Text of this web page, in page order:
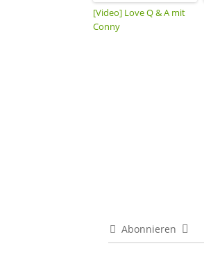
[Video] Love Q & A mit
Conny
Abonnieren